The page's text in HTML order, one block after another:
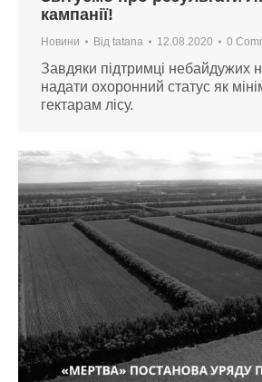
кампанії!
Новини Від tatana 12.08.2020 0
Завдяки підтримці небайдужих
надати охоронний статус як
гектарам лісу.